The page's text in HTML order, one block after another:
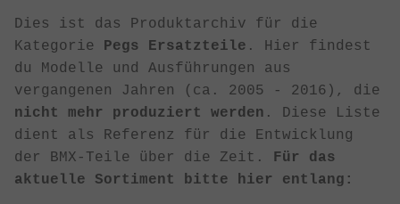
Dies ist das Produktarchiv für die
Kategorie Pegs Ersatzteile . Hier findest
du Modelle und Ausführungen aus
vergangenen Jahren (ca. 2005 - 2016), die
nicht mehr produziert werden . Diese Liste
dient als Referenz für die Entwicklung
der BMX-Teile über die Zeit. Für das
aktuelle Sortiment bitte hier entlang: